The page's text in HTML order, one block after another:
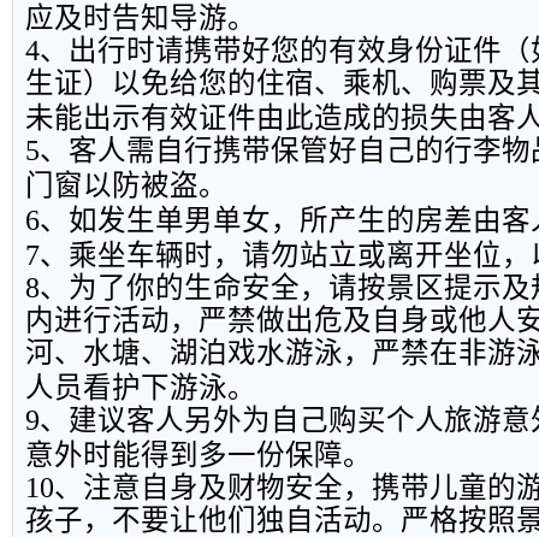
应及时告知导游。
4、出行时请携带好您的有效身份证件
生证）以免给您的住宿、乘机、购票及
未能出示有效证件由此造成的损失由客
5、客人需自行携带保管好自己的行李
门窗以防被盗。
6、如发生单男单女，所产生的房差由客
7、乘坐车辆时，请勿站立或离开坐位
8、为了你的生命安全，请按景区提示
内进行活动，严禁做出危及自身或他人
河、水塘、湖泊戏水游泳，严禁在非游
人员看护下游泳。
9、建议客人另外为自己购买个人旅游
意外时能得到多一份保障。
10、注意自身及财物安全，携带儿童的
孩子，不要让他们独自活动。严格按照